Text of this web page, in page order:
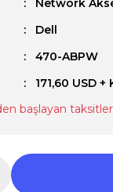
Network
Dell
470-ABPW
171,60 USD +
başlayan